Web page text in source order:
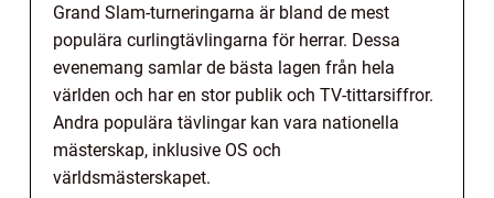
Grand Slam-turneringarna är bland de mest
populära curlingtävlingarna för herrar. Dessa
evenemang samlar de bästa lagen från hela
världen och har en stor publik och TV-tittarsiffror.
Andra populära tävlingar kan vara nationella
mästerskap, inklusive OS och
världsmästerskapet.